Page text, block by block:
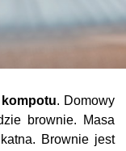
. Domowy
brownie. Masa
Brownie jest